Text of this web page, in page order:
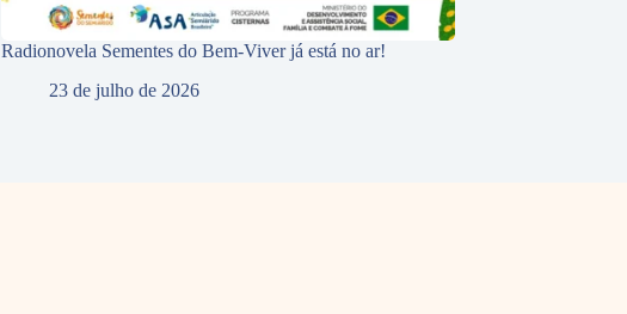
Radionovela Sementes do Bem-Viver já está no ar!
23 de julho de 2026